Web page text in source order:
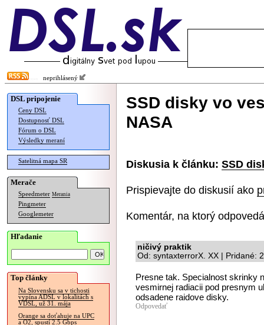
neprihlásený
DSL pripojenie
Ceny DSL
Dostupnosť DSL
Fórum o DSL
Výsledky meraní
Satelitná mapa SR
Merače
Speedmeter Merania
Pingmeter
Googlemeter
Hľadanie
Top články
Na Slovensku sa v tichosti
vypína ADSL v lokalitách s
VDSL, už 31. mája
Orange sa doťahuje na UPC
a O2, spustí 2.5 Gbps
SSD disky vo
NASA
Diskusia k článku: SSD
Prispievajte do diskusií ako
Komentár, na ktorý
ničivý praktik
Od: syntaxterrorX. XX | Pridané:
Presne tak. Specialnost skrinky
vesmirnej radiacii pod presnym
odsadene raidove disky.
Odpovedať